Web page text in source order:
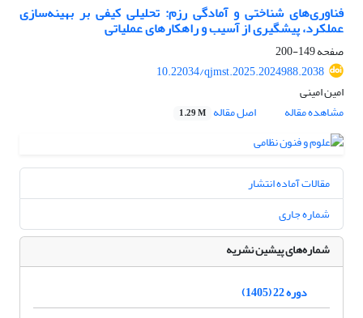
فناوری‌های شناختی و آمادگی رزم: تحلیلی کیفی بر بهینه‌سازی
عملکرد، پیشگیری از آسیب و راهکارهای عملیاتی
صفحه149-200
10.22034/qjmst.2025.2024988.2038
امین امینی
مشاهده مقاله
اصل مقاله 1.29 M
مقالات آماده انتشار
شماره جاری
شماره‌های پیشین نشریه
دوره 22 (1405)